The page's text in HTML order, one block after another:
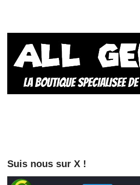
Suis nous sur X !